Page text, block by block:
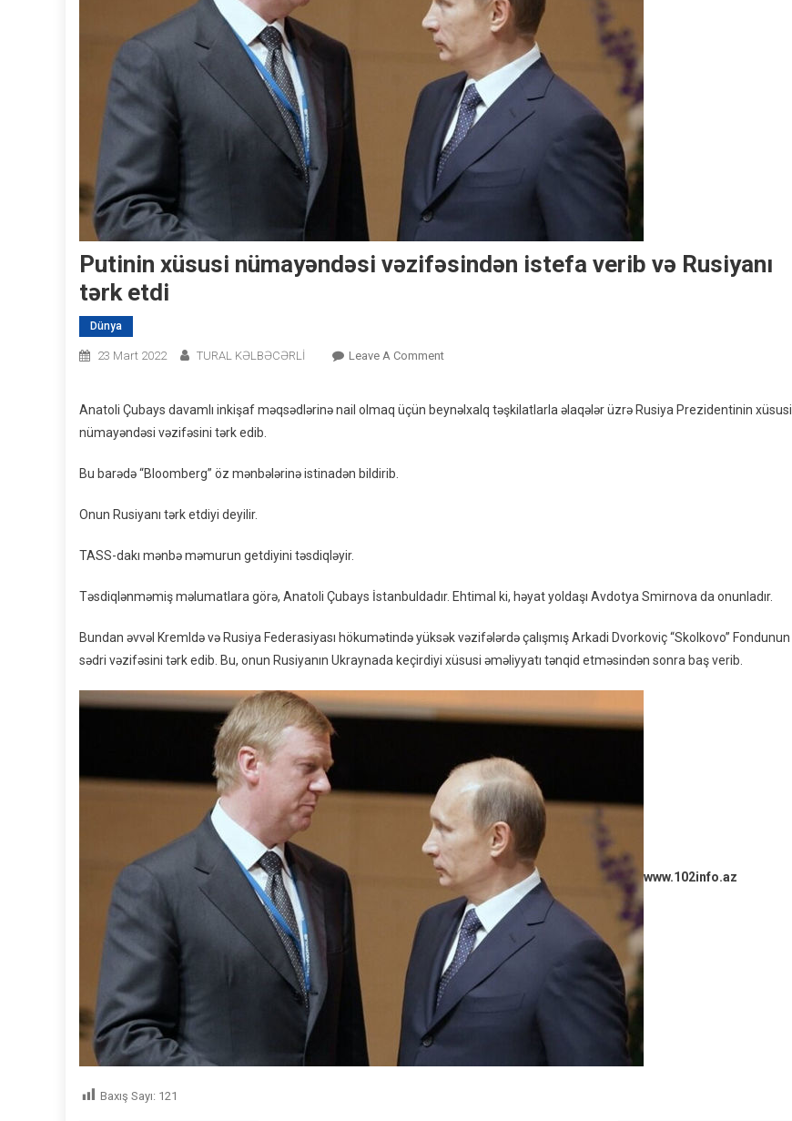
Putinin xüsusi nümayəndəsi vəzifəsindən istefa verib və Rusiyanı
tərk etdi
Dünya
23 Mart 2022 TURAL KƏLBƏCƏRLİ Leave A CommentOn
Nümayəndəsi
Anatoli Çubays davamlı inkişaf məqsədlərinə nail olmaq üçün beynəlxalq təşkilatlarla əlaqələr üzrə Rusiya Prezidentinin xüsusi
nümayəndəsi vəzifəsini tərk edib.
Bu barədə “Bloomberg” öz mənbələrinə istinadən bildirib.
Onun Rusiyanı tərk etdiyi deyilir.
TASS-dakı mənbə məmurun getdiyini təsdiqləyir.
Təsdiqlənməmiş məlumatlara görə, Anatoli Çubays İstanbuldadır. Ehtimal ki, həyat yoldaşı Avdotya Smirnova da onunladır.
Bundan əvvəl Kremldə və Rusiya Federasiyası hökumətində yüksək vəzifələrdə çalışmış Arkadi Dvorkoviç “Skolkovo” Fondunun
sədri vəzifəsini tərk edib. Bu, onun Rusiyanın Ukraynada keçirdiyi xüsusi əməliyyatı tənqid etməsindən sonra baş verib.
www.102info.az
Baxış Sayı: 121